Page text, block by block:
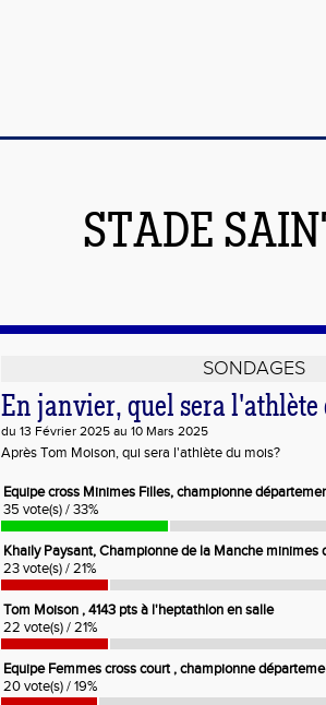
STADE
SONDAGES
En janvier, quel sera l'athlète
du 13 Février 2025 au 10 Mars 2025
Après Tom Moison, qui sera l'athlète du mois?
Equipe cross Minimes Filles, championne
35 vote(s) / 33%
Khaily Paysant, Championne de la Manche minimes
23 vote(s) / 21%
Tom Moison , 4143 pts à l'heptathlon en salle
22 vote(s) / 21%
Equipe Femmes cross court , championne
20 vote(s) / 19%